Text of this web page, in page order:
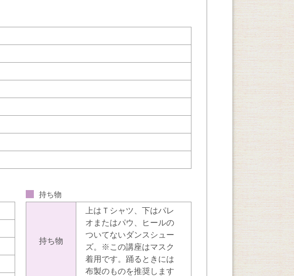
持ち物
持ち物
上はＴシャツ、下はパレ
オまたはパウ、ヒールの
ついてないダンスシュー
ズ。※この講座はマスク
着用です。踊るときには
布製のものを推奨します